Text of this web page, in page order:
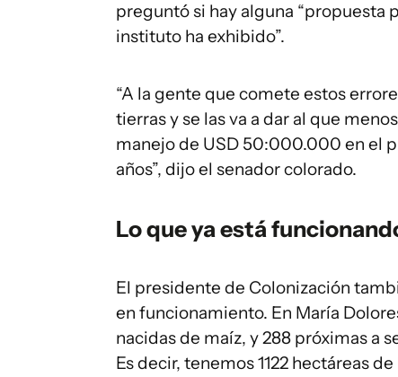
preguntó si hay alguna “propuesta
instituto ha exhibido”.
“A la gente que comete estos
tierras y se las va a dar al que
manejo de USD 50:000.000 en el
años”, dijo el senador colorado.
Lo que ya está
El presidente de Colonización
en funcionamiento. En María
nacidas de maíz, y 288 próximas a
Es decir, tenemos 1122 hectáreas